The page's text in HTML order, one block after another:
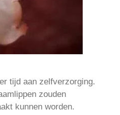
tijd aan zelfverzorging.
zouden
kunnen worden.